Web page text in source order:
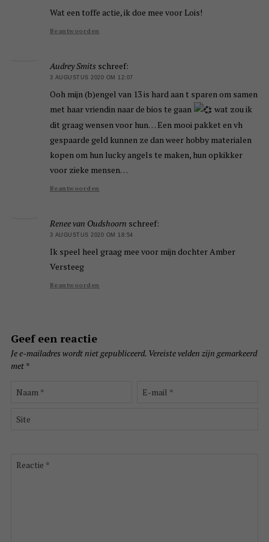
Wat een toffe actie, ik doe mee voor Lois!
Beantwoorden
Audrey Smits schreef:
3 AUGUSTUS 2020 OM 12:07
Ooh mijn (b)engel van 13 is hard aan t sparen om samen
met haar vriendin naar de bios te gaan
wat zou ik
dit graag wensen voor hun… Een mooi pakket en vh
gespaarde geld kunnen ze dan weer hobby materialen
kopen om hun lucky angels te maken, hun opkikker
voor zieke mensen…
Beantwoorden
Renee van Oudshoorn schreef:
3 AUGUSTUS 2020 OM 18:54
Ik speel heel graag mee voor mijn dochter Amber
Versteeg
Beantwoorden
Geef een reactie
Je e-mailadres wordt niet gepubliceerd. Vereiste velden zijn gemarkeerd
met *
mail